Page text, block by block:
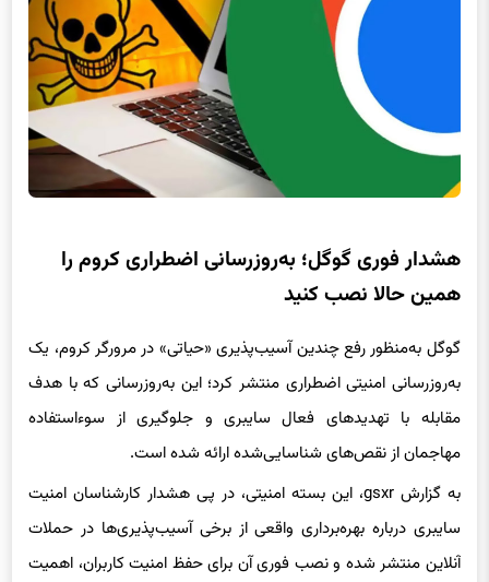
همین حالا نصب کنید
به‌روزرسانی امنیتی اضطراری منتشر کرد؛ این به‌روزرسانی‌ که با هدف
مقابله با تهدیدهای فعال سایبری و جلوگیری از سوءاستفاده
مهاجمان از نقص‌های شناسایی‌شده ارائه شده است.
به گزارش gsxr، این بسته امنیتی، در پی هشدار کارشناسان امنیت
سایبری درباره بهره‌برداری واقعی از برخی آسیب‌پذیری‌ها در حملات
آنلاین منتشر شده و نصب فوری آن برای حفظ امنیت کاربران، اهمیت
بالایی دارد.